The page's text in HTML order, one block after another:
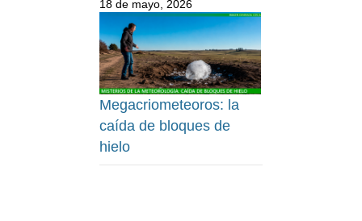
18 de mayo, 2026
Megacriometeoros: la
caída de bloques de
hielo